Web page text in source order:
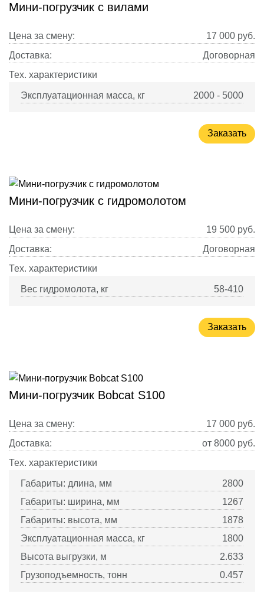
Мини-погрузчик с вилами
Цена за смену: 17 000 руб.
Доставка:
Договорная
Тех. характеристики
Эксплуатационная масса, кг 2000 - 5000
Заказать
Мини-погрузчик с гидромолотом
Цена за смену: 19 500 руб.
Доставка:
Договорная
Тех. характеристики
Вес гидромолота, кг 58-410
Заказать
Мини-погрузчик Bobcat S100
Цена за смену: 17 000 руб.
Доставка:
от 8000 руб.
Тех. характеристики
Габариты: длина, мм
2800
Габариты: ширина, мм
1267
Габариты: высота, мм
1878
Эксплуатационная масса, кг
1800
Высота выгрузки, м
2.633
Грузоподъемность, тонн
0.457